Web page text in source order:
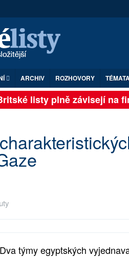
ARCHIV ROZHOVORY
listy plně závisejí na
Dva týmy egyptských